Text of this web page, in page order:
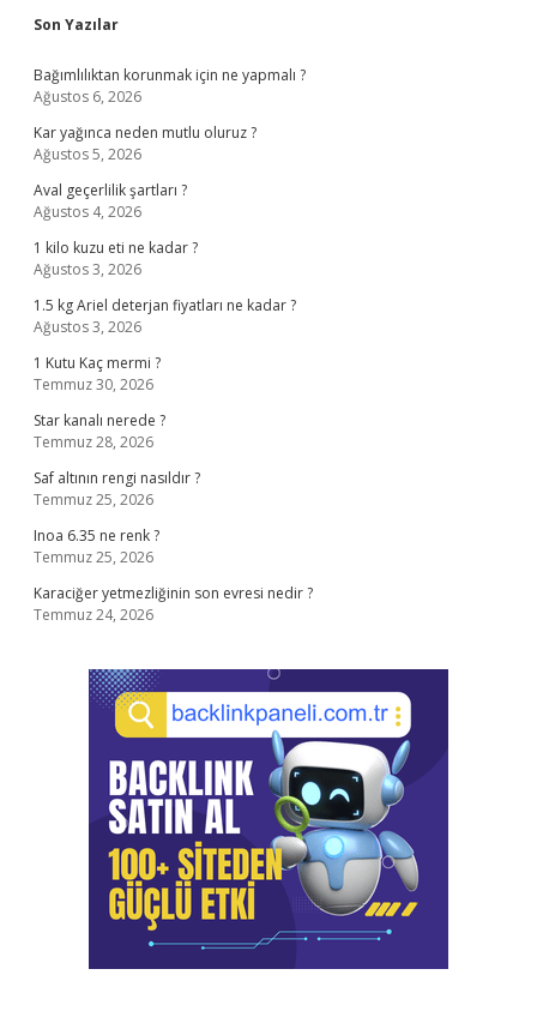
Sidebar
Son Yazılar
Bağımlılıktan korunmak için ne yapmalı ?
Ağustos 6, 2026
Kar yağınca neden mutlu oluruz ?
Ağustos 5, 2026
Aval geçerlilik şartları ?
Ağustos 4, 2026
1 kilo kuzu eti ne kadar ?
Ağustos 3, 2026
1.5 kg Ariel deterjan fiyatları ne kadar ?
Ağustos 3, 2026
1 Kutu Kaç mermi ?
Temmuz 30, 2026
Star kanalı nerede ?
Temmuz 28, 2026
Saf altının rengi nasıldır ?
Temmuz 25, 2026
Inoa 6.35 ne renk ?
Temmuz 25, 2026
Karaciğer yetmezliğinin son evresi nedir ?
Temmuz 24, 2026